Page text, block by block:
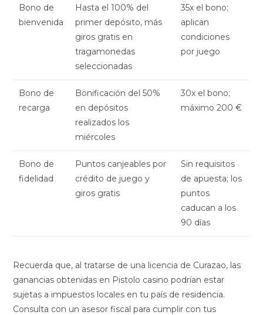
Bono de
bienvenida
Hasta el 100% del
primer depósito, más
giros gratis en
tragamonedas
seleccionadas
35x el bono;
aplican
condiciones
por juego
Bono de
recarga
Bonificación del 50%
en depósitos
realizados los
miércoles
30x el bono;
máximo 200 €
Bono de
fidelidad
Puntos canjeables por
crédito de juego y
giros gratis
Sin requisitos
de apuesta; los
puntos
caducan a los
90 días
Recuerda que, al tratarse de una licencia de Curazao, las
ganancias obtenidas en Pistolo casino podrían estar
sujetas a impuestos locales en tu país de residencia.
Consulta con un asesor fiscal para cumplir con tus